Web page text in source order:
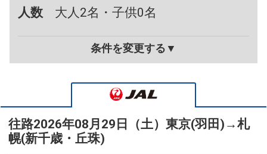
人数
大人2名・子供0名
条件を変更する▼
往路2026年08月29日（土） 東京(羽田) →札
幌(新千歳・丘珠)